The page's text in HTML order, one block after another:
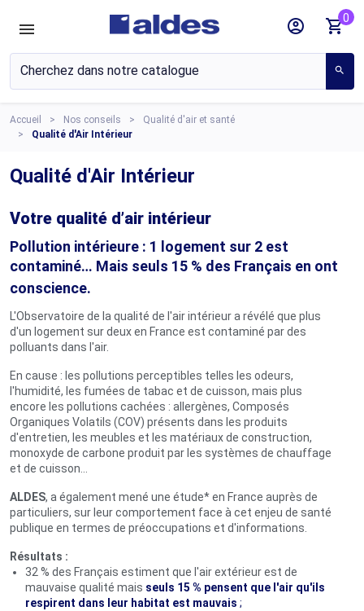
search
account_circle shopping_cart0
Accueil Nos conseils
Qualité d'air et santé
Qualité d'Air Intérieur
Qualité d'Air Intérieur
Votre qualité d’air intérieur
Pollution intérieure : 1 logement sur 2 est
contaminé… Mais seuls 15 % des Français en ont
conscience.
L'Observatoire de la qualité de l'air intérieur a révélé que plus
d'un logement sur deux en France est contaminé par des
polluants dans l'air.
En cause : les pollutions perceptibles telles les odeurs,
l'humidité, les fumées de tabac et de cuisson, mais plus
encore les pollutions cachées : allergènes, Composés
Organiques Volatils (COV) présents dans les produits
d'entretien, les meubles et les matériaux de construction,
monoxyde de carbone produit par les systèmes de chauffage
et de cuisson…
ALDES, a également mené une étude*en France auprès de
particuliers, sur leur comportement face à cet enjeu de santé
publique en termes de préoccupations et d'informations.
Résultats :
32 % des Français estiment que l'air extérieur est de
mauvaise qualité mais seuls 15 % pensent que l'air qu'ils
respirent dans leur habitat est mauvais ;